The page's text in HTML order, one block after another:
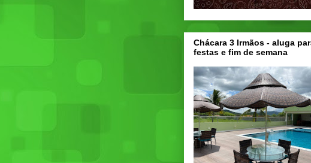
Chácara 3 Irmãos - aluga
festas e fim de semana